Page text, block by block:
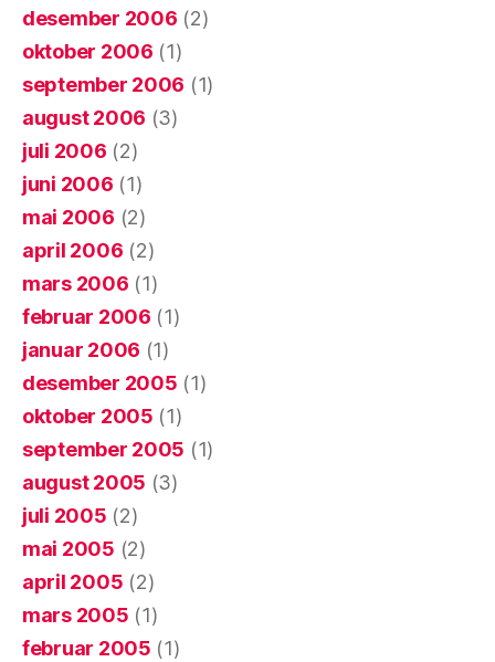
desember 2006 (2)
oktober 2006 (1)
september 2006 (1)
august 2006 (3)
juli 2006 (2)
juni 2006 (1)
mai 2006 (2)
april 2006 (2)
mars 2006 (1)
februar 2006 (1)
januar 2006 (1)
desember 2005 (1)
oktober 2005 (1)
september 2005 (1)
august 2005 (3)
juli 2005 (2)
mai 2005 (2)
april 2005 (2)
mars 2005 (1)
februar 2005 (1)